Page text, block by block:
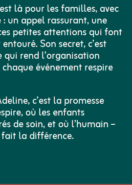
là pour les familles, avec
un appel rassurant, une
petites attentions qui font
Son secret, c’est
rend l’organisation
événement respire
c’est la promesse
où les enfants
de soin, et où l’humain –
la différence.